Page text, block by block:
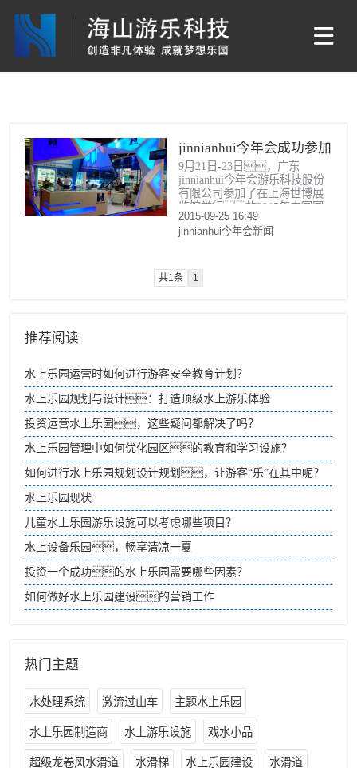
jinnianhui今年会成功参加
“2015中国国际（上海）
游乐设备博览会”——暨
广东jinnianhui今年会游乐
科技股份有限公司新产品
9月21日-23日，广东
jinnianhui今年会游乐科技股份
有限公司参加了在上海世博展
览馆举行的2015年中国国
际（上海）游乐设备博览
会。
2015-09-25 16:49
jinnianhui今年会新闻
共1条 1
推荐阅读
水上乐园运营时如何进行游客安全教育计划？
水上乐园规划与设计：打造顶级水上游乐体验
投资运营水上乐园，这些疑问都解决了吗？
水上乐园管理中如何优化园区的教育和学习设施？
如何进行水上乐园规划设计规划，让游客“乐”在其中呢？
水上乐园现状
儿童水上乐园游乐设施可以考虑哪些项目？
水上设备乐园，畅享清凉一夏
投资一个成功的水上乐园需要哪些因素？
如何做好水上乐园建设的营销工作
热门主题
水处理系统 激流过山车 主题水上乐园
水上乐园制造商 水上游乐设施 戏水小品
超级龙卷风水滑道 水滑梯 水上乐园建设 水滑道